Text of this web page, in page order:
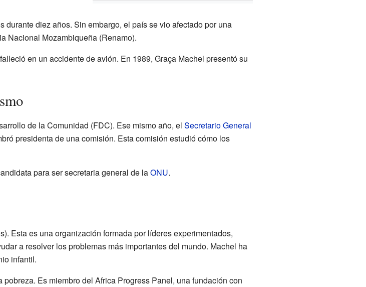
durante diez años. Sin embargo, el país se vio afectado por una
Nacional Mozambiqueña (Renamo).
en un accidente de avión. En 1989, Graça Machel presentó su
de la Comunidad (FDC). Ese mismo año, el Secretario General
presidenta de una comisión. Esta comisión estudió cómo los
para ser secretaria general de laONU.
Esta es una organización formada por líderes experimentados,
a resolver los problemas más importantes del mundo. Machel ha
infantil.
Es miembro del Africa Progress Panel, una fundación con